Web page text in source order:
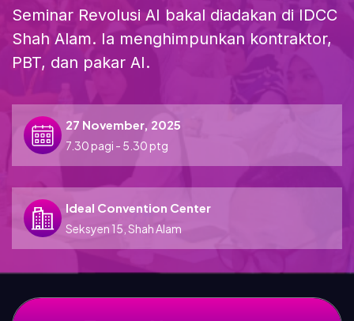
Seminar Revolusi AI bakal diadakan di IDCC
Shah Alam. Ia menghimpunkan kontraktor,
PBT, dan pakar AI.
27 November, 2025
7.30 pagi - 5.30 ptg
Ideal Convention Center
Seksyen 15, Shah Alam